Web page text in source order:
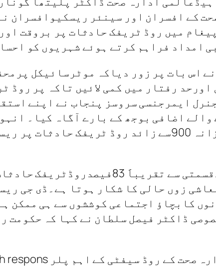
کے افسران اور سینئر ریسکیوافسران
میں روڈ ٹریفک حادثات پر بروقت
اس بات پر زور دیاکہ موٹرسائیکل
رفتار میں کمی لائیں تاکہ پر روڈ
ایمرجنسی سروسز پنجاب نے اپنے
اضافی بوجھ کے بارے آگاہ کیا۔
تجزیہ سے یہ بات سامنے آئی ہے کہ پنجاب میں روزانہ 900سے
انہوں نے شرکاء کی توجہ دلاتے ہوئے بتایا کہ
زوں حالی کا شکار ہوتا ہے۔ڈی جی
کابچاؤ اجتماعی کوششوں سے ہی ممکن
ڈاکٹر فیصل سلطان نے کہا کہ حکومت